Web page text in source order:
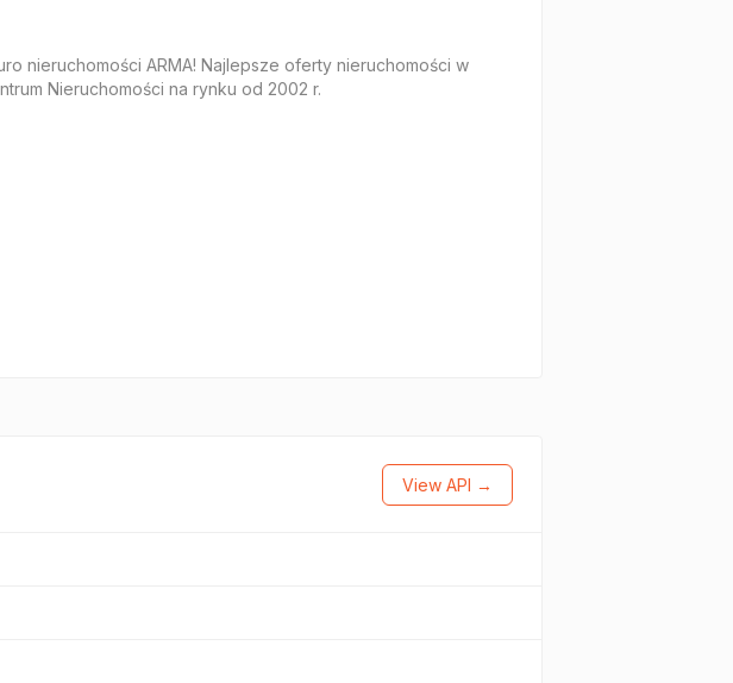
nieruchomości ARMA! Najlepsze oferty nieruchomości w
Nieruchomości na rynku od 2002 r.
View API →